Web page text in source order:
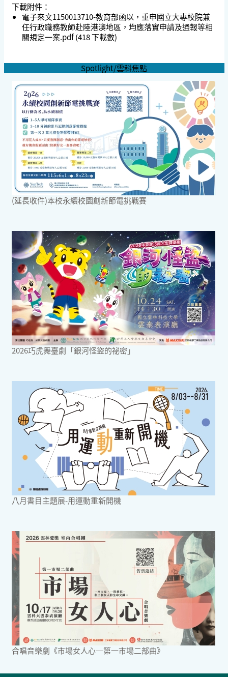
下載附件：
電子來文1150013710-教育部函以，重申國立大專校院兼
任行政職務教師赴陸港澳地區，均應落實申請及通報等相
關規定一案.pdf (418 下載數)
Spotlight/雲科焦點
(延長收件)本校永續校園創新節電挑戰賽
2026巧虎舞臺劇「銀河怪盜的祕密」
八月書目主題展-用運動重新開機
合唱音樂劇《市場女人心─第一市場二部曲》